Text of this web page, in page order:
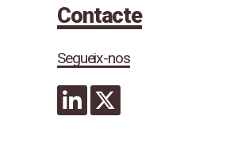
Contacte
Segueix-nos